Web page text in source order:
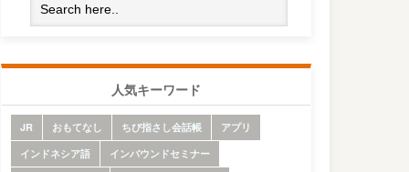
人気キーワード
JR おもてなし ちび指さし会話帳
アプリ
インドネシア語
インバウンドセミナー